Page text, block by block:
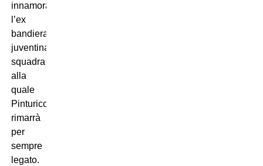
innamorare
l’ex
bandiera
juventina,
squadra
alla
quale
Pinturicchio
rimarrà
per
sempre
legato.